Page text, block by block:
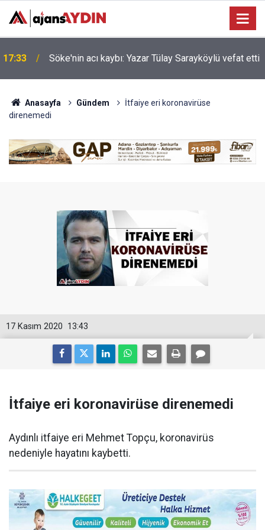
17:23
Nazilli'de motosiklet kazası: 16 yaşındaki Mustafa
vefat etti
Anasayfa Gündem
İtfaiye eri koronavirüse
direnemedi
13:43
17 Kasım 2020
İtfaiye eri koronavirüse direnemedi
Aydınlı itfaiye eri Mehmet Topçu, koronavirüs
nedeniyle hayatını kaybetti.